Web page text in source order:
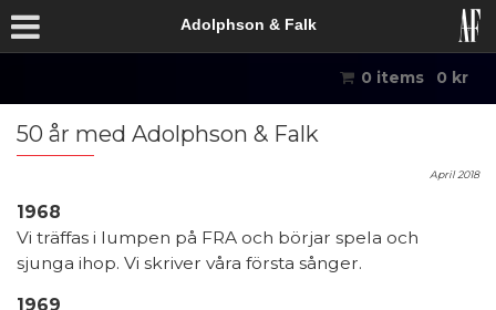
Adolphson & Falk
0 items 0 kr
50 år med Adolphson & Falk
April 2018
1968
Vi träffas i lumpen på FRA och börjar spela och
sjunga ihop. Vi skriver våra första sånger.
1969